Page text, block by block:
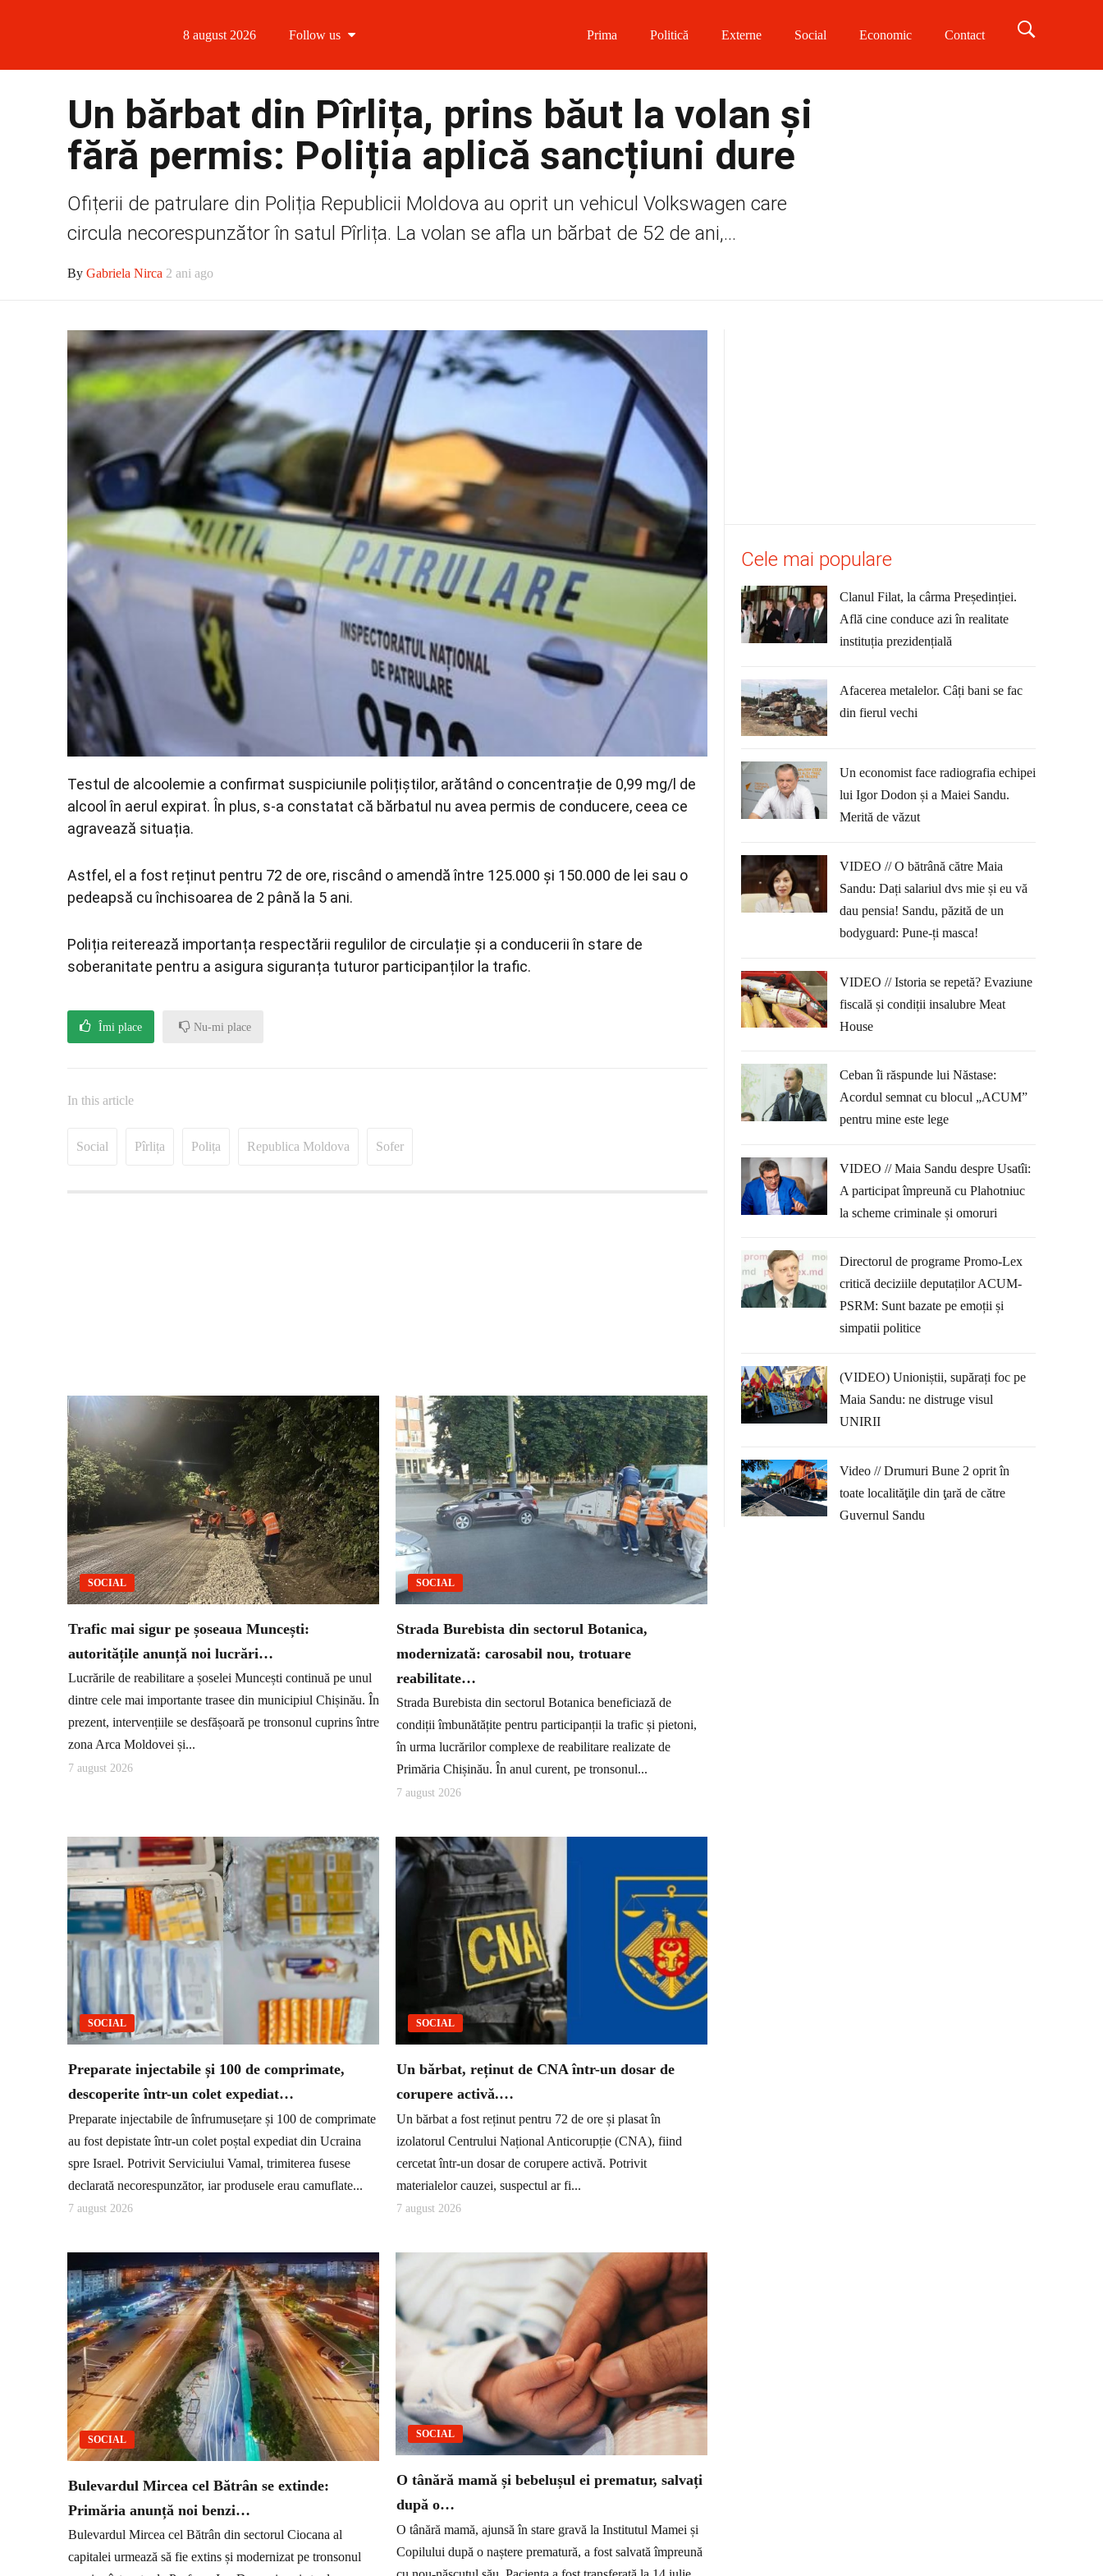
8 august 2026 Follow us
Follow us on Twitter
Follow us on Instagram
Follow us on Telegram
Prima Politică Externe Social Economic Contact
Un bărbat din Pîrlița, prins băut la volan și
fără permis: Poliția aplică sancțiuni dure
Ofițerii de patrulare din Poliția Republicii Moldova au oprit un vehicul Volkswagen care
circula necorespunzător în satul Pîrlița. La volan se afla un bărbat de 52 de ani,...
By Gabriela Nirca 2 ani ago
Testul de alcoolemie a confirmat suspiciunile polițiștilor, arătând o concentrație de 0,99 mg/l de
alcool în aerul expirat. În plus, s-a constatat că bărbatul nu avea permis de conducere, ceea ce
agravează situația.
Astfel, el a fost reținut pentru 72 de ore, riscând o amendă între 125.000 și 150.000 de lei sau o
pedeapsă cu închisoarea de 2 până la 5 ani.
Poliția reiterează importanța respectării regulilor de circulație și a conducerii în stare de
soberanitate pentru a asigura siguranța tuturor participanților la trafic.
Îmi place Nu-mi place
In this article
Social Pîrlița Polița Republica Moldova Sofer
SOCIAL
Trafic mai sigur pe șoseaua Muncești:
autoritățile anunță noi lucrări…
Lucrările de reabilitare a șoselei Muncești continuă pe unul
dintre cele mai importante trasee din municipiul Chișinău. În
prezent, intervențiile se desfășoară pe tronsonul cuprins între
zona Arca Moldovei și...
7 august 2026
SOCIAL
Strada Burebista din sectorul Botanica,
modernizată: carosabil nou, trotuare
reabilitate…
Strada Burebista din sectorul Botanica beneficiază de
condiții îmbunătățite pentru participanții la trafic și pietoni,
în urma lucrărilor complexe de reabilitare realizate de
Primăria Chișinău. În anul curent, pe tronsonul...
7 august 2026
SOCIAL
Preparate injectabile și 100 de comprimate,
descoperite într-un colet expediat…
Preparate injectabile de înfrumusețare și 100 de comprimate
au fost depistate într-un colet poștal expediat din Ucraina
spre Israel. Potrivit Serviciului Vamal, trimiterea fusese
declarată necorespunzător, iar produsele erau camuflate...
7 august 2026
SOCIAL
Un bărbat, reținut de CNA într-un dosar de
corupere activă.…
Un bărbat a fost reținut pentru 72 de ore și plasat în
izolatorul Centrului Național Anticorupție (CNA), fiind
cercetat într-un dosar de corupere activă. Potrivit
materialelor cauzei, suspectul ar fi...
7 august 2026
SOCIAL
Bulevardul Mircea cel Bătrân se extinde:
Primăria anunță noi benzi…
Bulevardul Mircea cel Bătrân din sectorul Ciocana al
capitalei urmează să fie extins și modernizat pe tronsonul
SOCIAL
O tânără mamă și bebelușul ei prematur, salvați
după o…
O tânără mamă, ajunsă în stare gravă la Institutul Mamei și
Copilului după o naștere prematură, a fost salvată împreună
Cele mai populare
Clanul Filat, la cârma Președinției.
Află cine conduce azi în realitate
instituția prezidențială
Afacerea metalelor. Câți bani se fac
din fierul vechi
Un economist face radiografia echipei
lui Igor Dodon și a Maiei Sandu.
Merită de văzut
VIDEO // O bătrână către Maia
Sandu: Dați salariul dvs mie și eu vă
dau pensia! Sandu, păzită de un
bodyguard: Pune-ți masca!
VIDEO // Istoria se repetă? Evaziune
fiscală și condiții insalubre Meat
House
Ceban îi răspunde lui Năstase:
Acordul semnat cu blocul „ACUM”
pentru mine este lege
VIDEO // Maia Sandu despre Usatîi:
A participat împreună cu Plahotniuc
la scheme criminale și omoruri
Directorul de programe Promo-Lex
critică deciziile deputaților ACUM-
PSRM: Sunt bazate pe emoții și
simpatii politice
(VIDEO) Unioniștii, supărați foc pe
Maia Sandu: ne distruge visul
UNIRII
Video // Drumuri Bune 2 oprit în
toate localităţile din ţară de către
Guvernul Sandu